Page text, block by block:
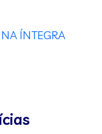
ÍNTEGRA